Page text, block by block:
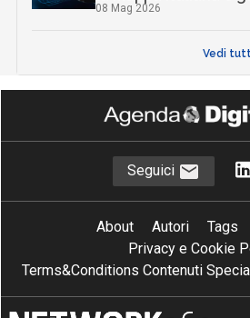
08 Mag 2026
Vedi
Seguici
About Autori Tags
Privacy e Cookie
Terms&Conditions Contenuti